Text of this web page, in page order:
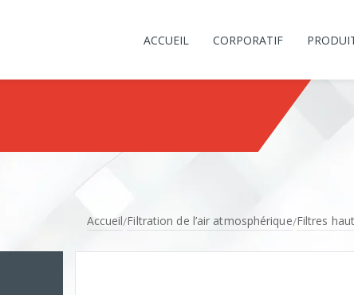
ACCUEIL CORPORATIF
Accueil/Filtration de l’air atmosphérique/Filtres